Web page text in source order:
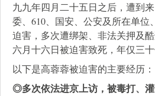
九九年四月二十五日之后，遭到
委、610、国安、公安及所在单位
迫害，多次遭绑架、非法关押及
六月十六日被迫害致死，年仅三十
以下是高蓉蓉被迫害的主要经历：
◎多次依法进京上访，被毒打、